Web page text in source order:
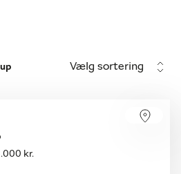
Vælg sortering
kr.